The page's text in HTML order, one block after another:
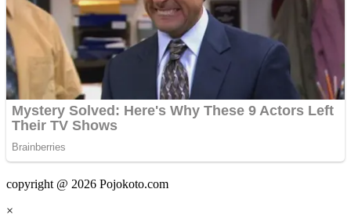
copyright @ 2026 Pojokoto.com
×